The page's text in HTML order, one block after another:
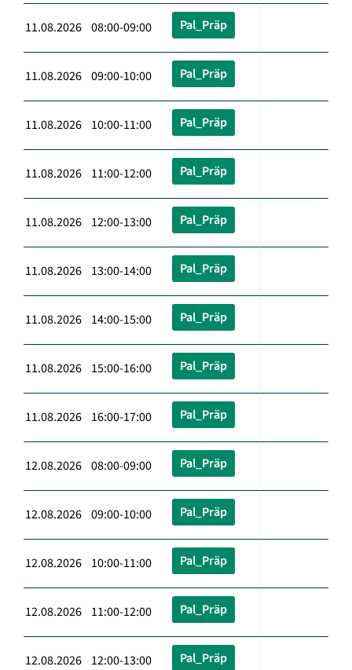
11.08.2026 08:00-09:00 Pal_Präp
11.08.2026 09:00-10:00 Pal_Präp
11.08.2026 10:00-11:00 Pal_Präp
11.08.2026 11:00-12:00 Pal_Präp
11.08.2026 12:00-13:00 Pal_Präp
11.08.2026 13:00-14:00 Pal_Präp
11.08.2026 14:00-15:00 Pal_Präp
11.08.2026 15:00-16:00 Pal_Präp
11.08.2026 16:00-17:00 Pal_Präp
12.08.2026 08:00-09:00 Pal_Präp
12.08.2026 09:00-10:00 Pal_Präp
12.08.2026 10:00-11:00 Pal_Präp
12.08.2026 11:00-12:00 Pal_Präp
12.08.2026 12:00-13:00 Pal_Präp